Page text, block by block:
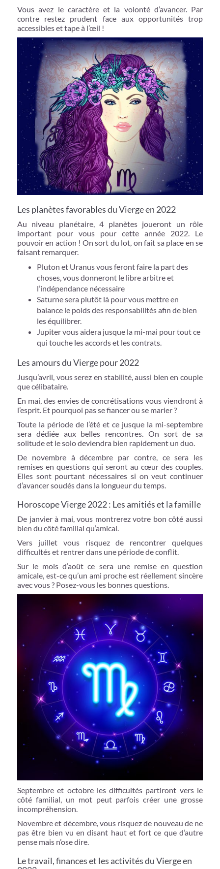
Vous avez le caractère et la volonté d’avancer. Par
contre restez prudent face aux opportunités trop
accessibles et tape à l’œil !
Les planètes favorables du Vierge en 2022
Au niveau planétaire, 4 planètes joueront un rôle
important pour vous pour cette année 2022. Le
pouvoir en action ! On sort du lot, on fait sa place en se
faisant remarquer.
Pluton et Uranus vous feront faire la part des
choses, vous donneront le libre arbitre et
l’indépendance nécessaire
Saturne sera plutôt là pour vous mettre en
balance le poids des responsabilités afin de bien
les équilibrer.
Jupiter vous aidera jusque la mi-mai pour tout ce
qui touche les accords et les contrats.
Les amours du Vierge pour 2022
Jusqu’avril, vous serez en stabilité, aussi bien en couple
que célibataire.
En mai, des envies de concrétisations vous viendront à
l’esprit. Et pourquoi pas se fiancer ou se marier ?
Toute la période de l’été et ce jusque la mi-septembre
sera dédiée aux belles rencontres. On sort de sa
solitude et le solo deviendra bien rapidement un duo.
De novembre à décembre par contre, ce sera les
remises en questions qui seront au cœur des couples.
Elles sont pourtant nécessaires si on veut continuer
d’avancer soudés dans la longueur du temps.
Horoscope Vierge 2022 : Les amitiés et la famille
De janvier à mai, vous montrerez votre bon côté aussi
bien du côté familial qu’amical.
Vers juillet vous risquez de rencontrer quelques
difficultés et rentrer dans une période de conflit.
Sur le mois d’août ce sera une remise en question
amicale, est-ce qu’un ami proche est réellement sincère
avec vous ? Posez-vous les bonnes questions.
Septembre et octobre les difficultés partiront vers le
côté familial, un mot peut parfois créer une grosse
incompréhension.
Novembre et décembre, vous risquez de nouveau de ne
pas être bien vu en disant haut et fort ce que d’autre
pense mais n’ose dire.
Le travail, finances et les activités du Vierge en